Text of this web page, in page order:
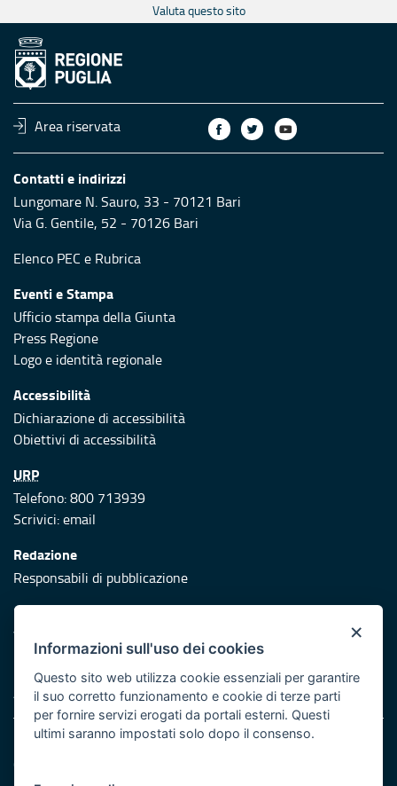
Valuta questo sito
Area riservata
Contatti e indirizzi
Lungomare N. Sauro, 33 - 70121 Bari
Via G. Gentile, 52 - 70126 Bari
Elenco PEC e Rubrica
Eventi e Stampa
Ufficio stampa della Giunta
Press Regione
Logo e identità regionale
Accessibilità
Dichiarazione di accessibilità
Obiettivi di accessibilità
URP
Telefono: 800 713939
Scrivici:email
Redazione
Responsabili di pubblicazione
Protezione civile
Vai al sito di Protezione Civile Puglia
Iniziativa finanziata con risorse del POR Puglia 2014/2020 -
Asse XI
Note legali
Cookie e privacy
×
Informazioni sull'uso dei cookies
Questo sito web utilizza cookie essenziali per garantire
il suo corretto funzionamento e cookie di terze parti
per fornire servizi erogati da portali esterni. Questi
ultimi saranno impostati solo dopo il consenso.